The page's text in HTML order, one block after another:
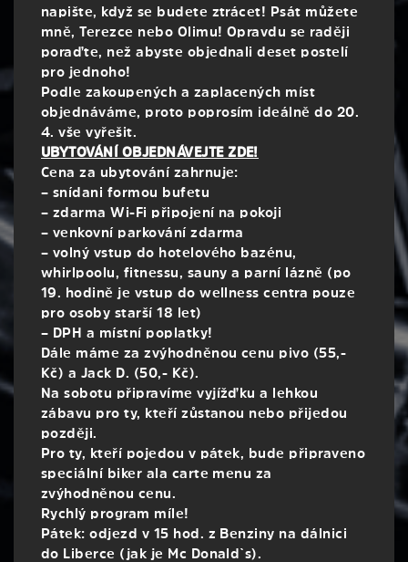
napište, když se budete ztrácet! Psát můžete
mně, Terezce nebo Olimu! Opravdu se raději
poraďte, než abyste objednali deset postelí
pro jednoho!
Podle zakoupených a zaplacených míst
objednáváme, proto poprosím ideálně do 20.
4. vše vyřešit.
UBYTOVÁNÍ OBJEDNÁVEJTE ZDE!
Cena za ubytování zahrnuje:
– snídani formou bufetu
– zdarma Wi-Fi připojení na pokoji
– venkovní parkování zdarma
– volný vstup do hotelového bazénu,
whirlpoolu, fitnessu, sauny a parní lázně (po
19. hodině je vstup do wellness centra pouze
pro osoby starší 18 let)
– DPH a místní poplatky!
Dále máme za zvýhodněnou cenu pivo (55,-
Kč) a Jack D. (50,- Kč).
Na sobotu připravíme vyjížďku a lehkou
zábavu pro ty, kteří zůstanou nebo přijedou
později.
Pro ty, kteří pojedou v pátek, bude připraveno
speciální biker ala carte menu za
zvýhodněnou cenu.
Rychlý program míle!
Pátek: odjezd v 15 hod. z Benziny na dálnici
do Liberce (jak je Mc Donald`s).